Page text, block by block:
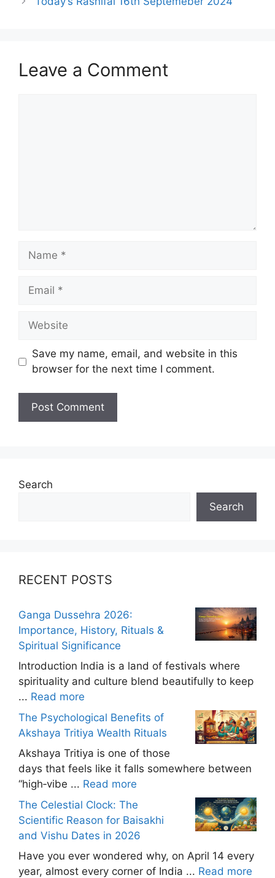
Leave a Comment
Name
Email
Website
Save my name, email, and website in this
browser for the next time I comment.
Search
Search
RECENT POSTS
Ganga Dussehra 2026:
Importance, History, Rituals &
Spiritual Significance
Introduction India is a land of festivals where
spirituality and culture blend beautifully to keep
... Read more
The Psychological Benefits of
Akshaya Tritiya Wealth Rituals
Akshaya Tritiya is one of those
days that feels like it falls somewhere between
“high‑vibe ... Read more
The Celestial Clock: The
Scientific Reason for Baisakhi
and Vishu Dates in 2026
Have you ever wondered why, on April 14 every
year, almost every corner of India ... Read more